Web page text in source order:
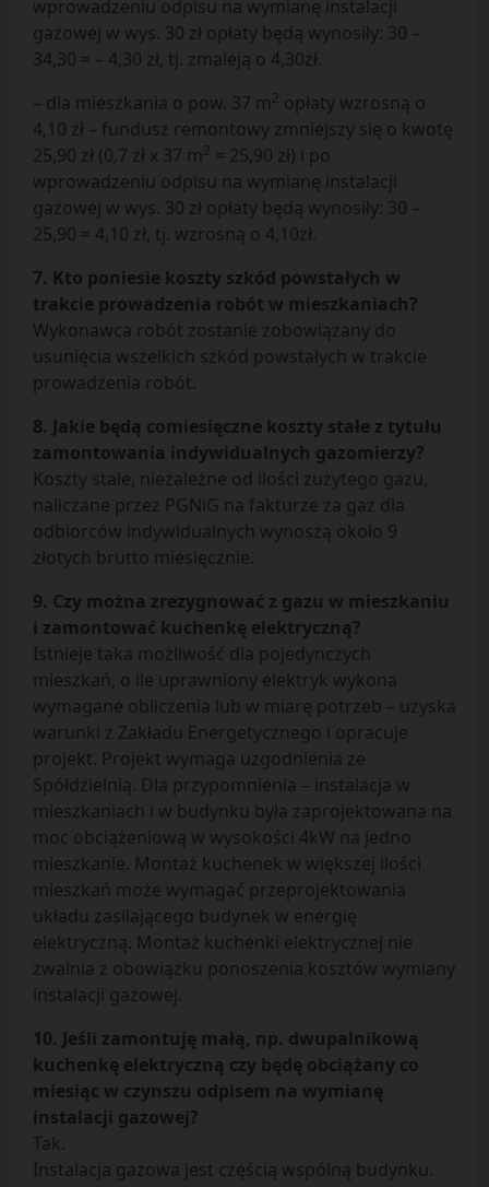
wprowadzeniu odpisu na wymianę instalacji
gazowej w wys. 30 zł opłaty będą wynosiły: 30 –
34,30 = – 4,30 zł, tj. zmaleją o 4,30zł.
– dla mieszkania o pow. 37 m2 opłaty wzrosną o
4,10 zł – fundusz remontowy zmniejszy się o kwotę
25,90 zł (0,7 zł x 37 m2 = 25,90 zł) i po
wprowadzeniu odpisu na wymianę instalacji
gazowej w wys. 30 zł opłaty będą wynosiły: 30 –
25,90 = 4,10 zł, tj. wzrosną o 4,10zł.
7. Kto poniesie koszty szkód powstałych w
trakcie prowadzenia robót w mieszkaniach?
Wykonawca robót zostanie zobowiązany do
usunięcia wszelkich szkód powstałych w trakcie
prowadzenia robót.
8. Jakie będą comiesięczne koszty stałe z tytułu
zamontowania indywidualnych gazomierzy?
Koszty stałe, niezależne od ilości zużytego gazu,
naliczane przez PGNiG na fakturze za gaz dla
odbiorców indywidualnych wynoszą około 9
złotych brutto miesięcznie.
9. Czy można zrezygnować z gazu w mieszkaniu
i zamontować kuchenkę elektryczną?
Istnieje taka możliwość dla pojedynczych
mieszkań, o ile uprawniony elektryk wykona
wymagane obliczenia lub w miarę potrzeb – uzyska
warunki z Zakładu Energetycznego i opracuje
projekt. Projekt wymaga uzgodnienia ze
Spółdzielnią. Dla przypomnienia – instalacja w
mieszkaniach i w budynku była zaprojektowana na
moc obciążeniową w wysokości 4kW na jedno
mieszkanie. Montaż kuchenek w większej ilości
mieszkań może wymagać przeprojektowania
układu zasilającego budynek w energię
elektryczną. Montaż kuchenki elektrycznej nie
zwalnia z obowiązku ponoszenia kosztów wymiany
instalacji gazowej.
10. Jeśli zamontuję małą, np. dwupalnikową
kuchenkę elektryczną czy będę obciążany co
miesiąc w czynszu odpisem na wymianę
instalacji gazowej?
Tak.
Instalacja gazowa jest częścią wspólną budynku.